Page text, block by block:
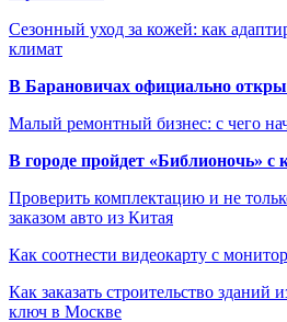
Сезонный уход за кожей: как
климат
В Барановичах официально
Малый ремонтный бизнес: с чего
В городе пройдет «Библионочь» с
Проверить комплектацию и не
заказом авто из Китая
Как соотнести видеокарту с
Как заказать строительство зданий
ключ в Москве